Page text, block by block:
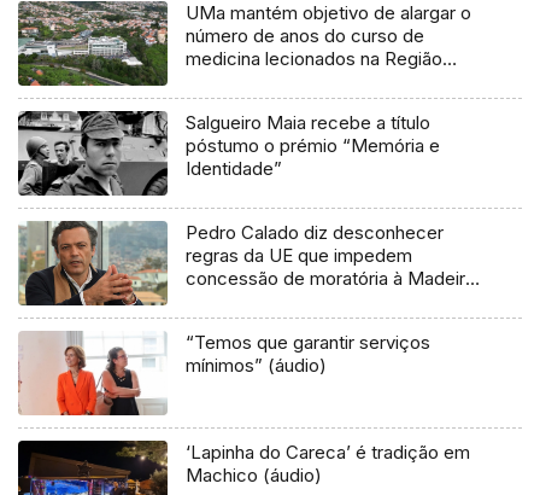
UMa mantém objetivo de alargar o
número de anos do curso de
medicina lecionados na Região
Salgueiro Maia recebe a título
póstumo o prémio “Memória e
Identidade”
Pedro Calado diz desconhecer
regras da UE que impedem
concessão de moratória à Madeira
“Temos que garantir serviços
mínimos” (áudio)
‘Lapinha do Careca’ é tradição em
Machico (áudio)